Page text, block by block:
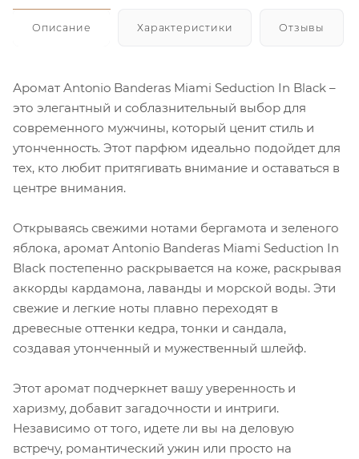
Описание Характеристики Отзывы
Аромат Antonio Banderas Miami Seduction In Black –
это элегантный и соблазнительный выбор для
современного мужчины, который ценит стиль и
утонченность. Этот парфюм идеально подойдет для
тех, кто любит притягивать внимание и оставаться в
центре внимания.
Открываясь свежими нотами бергамота и зеленого
яблока, аромат Antonio Banderas Miami Seduction In
Black постепенно раскрывается на коже, раскрывая
аккорды кардамона, лаванды и морской воды. Эти
свежие и легкие ноты плавно переходят в
древесные оттенки кедра, тонки и сандала,
создавая утонченный и мужественный шлейф.
Этот аромат подчеркнет вашу уверенность и
харизму, добавит загадочности и интриги.
Независимо от того, идете ли вы на деловую
встречу, романтический ужин или просто на